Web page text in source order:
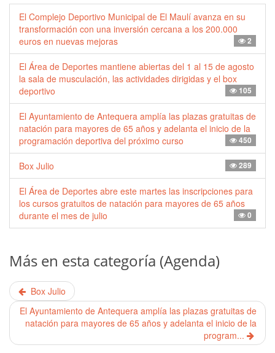
El Complejo Deportivo Municipal de El Maulí avanza en su
transformación con una inversión cercana a los 200.000
euros en nuevas mejoras
2
El Área de Deportes mantiene abiertas del 1 al 15 de agosto
la sala de musculación, las actividades dirigidas y el box
deportivo
105
El Ayuntamiento de Antequera amplía las plazas gratuitas de
natación para mayores de 65 años y adelanta el inicio de la
programación deportiva del próximo curso
450
Box Julio 289
El Área de Deportes abre este martes las inscripciones para
los cursos gratuitos de natación para mayores de 65 años
durante el mes de julio
0
Más en esta categoría (Agenda)
Box Julio
El Ayuntamiento de Antequera amplía las plazas gratuitas de
natación para mayores de 65 años y adelanta el inicio de la
program...